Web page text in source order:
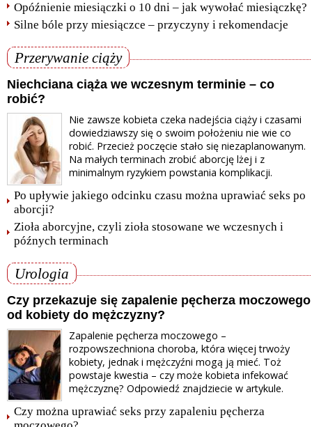
Opóźnienie miesiączki o 10 dni – jak wywołać miesiączkę?
Silne bóle przy miesiączce – przyczyny i rekomendacje
Przerywanie ciąży
Niechciana ciąża we wczesnym terminie – co
robić?
Nie zawsze kobieta czeka nadejścia ciąży i czasami
dowiedziawszy się o swoim położeniu nie wie co
robić. Przecież poczęcie stało się niezaplanowanym.
Na małych terminach zrobić aborcję lżej i z
minimalnym ryzykiem powstania komplikacji.
Po upływie jakiego odcinku czasu można uprawiać seks po
aborcji?
Zioła aborcyjne, czyli zioła stosowane we wczesnych i
późnych terminach
Urologia
Czy przekazuje się zapalenie pęcherza moczowego
od kobiety do mężczyzny?
Zapalenie pęcherza moczowego –
rozpowszechniona choroba, która więcej trwoży
kobiety, jednak i mężczyźni mogą ją mieć. Toż
powstaje kwestia – czy może kobieta infekować
mężczyznę? Odpowiedź znajdziecie w artykule.
Czy można uprawiać seks przy zapaleniu pęcherza